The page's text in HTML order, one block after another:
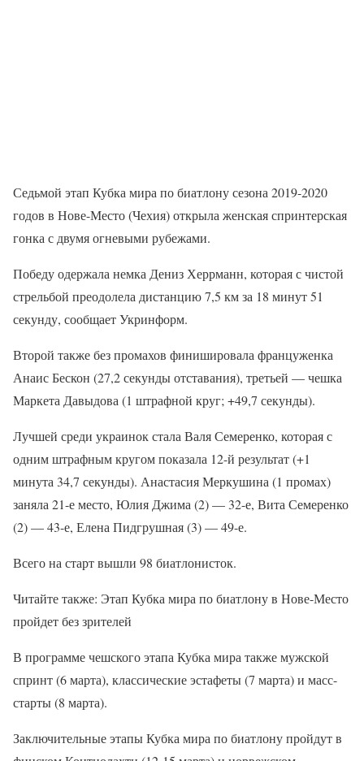
Седьмой этап Кубка мира по биатлону сезона 2019-2020
годов в Нове-Место (Чехия) открыла женская спринтерская
гонка с двумя огневыми рубежами.
Победу одержала немка Дениз Херрманн, которая с чистой
стрельбой преодолела дистанцию ​​7,5 км за 18 минут 51
секунду, сообщает Укринформ.
Второй также без промахов финишировала француженка
Анаис Бескон (27,2 секунды отставания), третьей — чешка
Маркета Давыдова (1 штрафной круг; +49,7 секунды).
Лучшей среди украинок стала Валя Семеренко, которая с
одним штрафным кругом показала 12-й результат (+1
минута 34,7 секунды). Анастасия Меркушина (1 промах)
заняла 21-е место, Юлия Джима (2) — 32-е, Вита Семеренко
(2) — 43-е, Елена Пидгрушная (3) — 49-е.
Всего на старт вышли 98 биатлонисток.
Читайте также: Этап Кубка мира по биатлону в Нове-Место
пройдет без зрителей
В программе чешского этапа Кубка мира также мужской
спринт (6 марта), классические эстафеты (7 марта) и масс-
старты (8 марта).
Заключительные этапы Кубка мира по биатлону пройдут в